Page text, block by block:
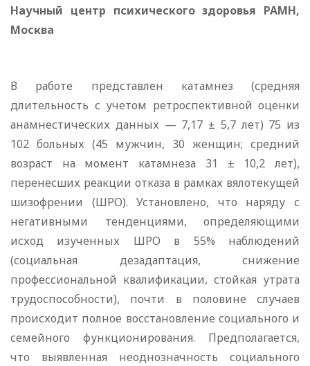
Научный центр психического здоровья РАМН,
Москва
В работе представлен катамнез (средняя
длительность с учетом ретроспективной оценки
анамнестических данных — 7,17 ± 5,7 лет) 75 из
102 больных (45 мужчин, 30 женщин; средний
возраст на момент катамнеза 31 ± 10,2 лет),
перенесших реакции отказа в рамках вялотекущей
шизофрении (ШРО). Установлено, что наряду с
негативными тенденциями, определяющими
исход изученных ШРО в 55% наблюдений
(социальная дезадаптация, снижение
профессиональной квалификации, стойкая утрата
трудоспособности), почти в половине случаев
происходит полное восстановление социального и
семейного функционирования. Предполагается,
что выявленная неоднозначность социального